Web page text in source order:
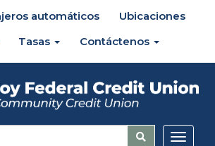
automáticos
Ubicaciones
Tasas Contáctenos